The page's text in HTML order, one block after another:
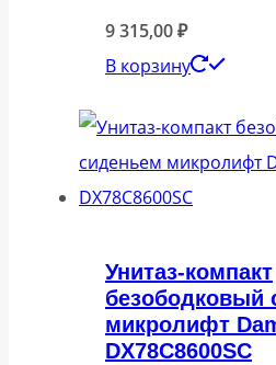
9 315,00₽
В корзину
Унитаз-компакт
безободковый
микролифт
DX78C8600SC